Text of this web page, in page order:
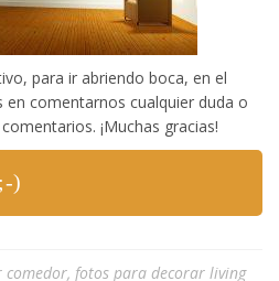
para ir abriendo boca, en el
en comentarnos cualquier duda o
¡Muchas gracias!
)
comedor, fotos para decorar living